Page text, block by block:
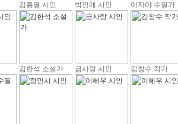
김흥열 시인 박인애 시인 이자야 수필가
김한석 소설가 금사랑 시인 김창수 작가